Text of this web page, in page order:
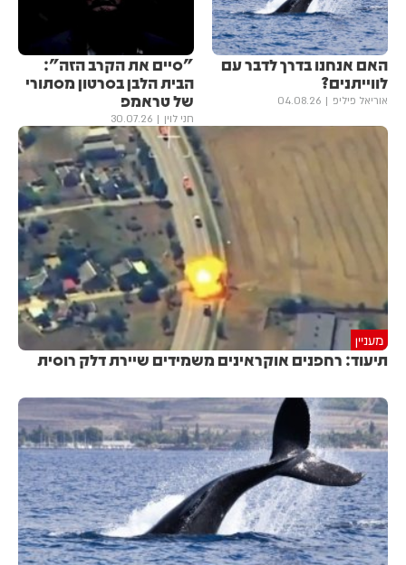
האם אנחנו בדרך לדבר עם
לווייתנים?
אוריאל פיליפ 04.08.26
"סיים את הקרב הזה":
הבית הלבן בסרטון מסתורי
של טראמפ
חני לוין 30.07.26
מעניין
תיעוד: רחפנים אוקראינים משמידים שיירת דלק רוסית